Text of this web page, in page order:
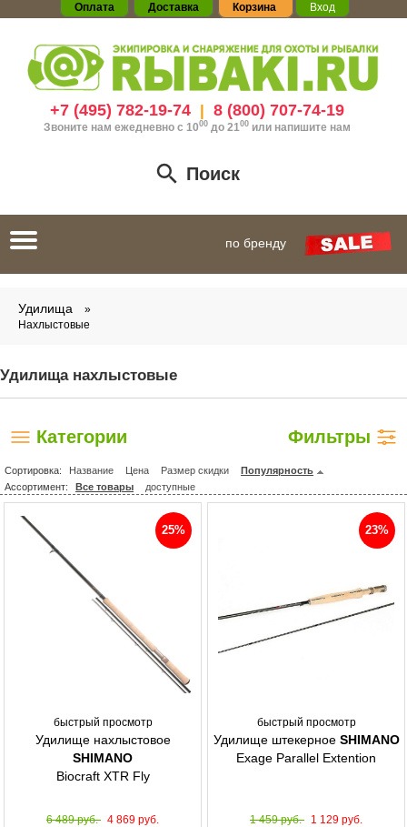
Оплата Доставка Корзина Вход
+7 (495) 782-19-74| 8 (800) 707-74-19
Звоните нам ежедневно с 1000до 21 00 или напишите нам
Поиск
Toggle
navigation
по бренду
Удилища
Нахлыстовые
Удилища нахлыстовые
Категории Фильтры
Сортировка: Название Цена Размер скидки
Популярность
Ассортимент:
Все товары доступные
быстрый просмотр
25%
Удилище нахлыстовое
SHIMANO
Biocraft XTR Fly
6 489 руб. 4 869 руб.
быстрый просмотр
23%
Удилище штекерное SHIMANO
Exage Parallel Extention
1 459 руб. 1 129 руб.